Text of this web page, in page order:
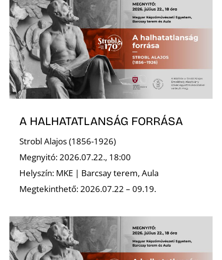
A HALHATATLANSÁG FORRÁSA
Strobl Alajos (1856-1926)
Megnyitó: 2026.07.22., 18:00
Helyszín: MKE | Barcsay terem, Aula
Megtekinthető: 2026.07.22 – 09.19.